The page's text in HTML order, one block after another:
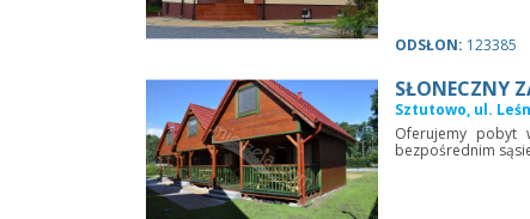
ODSŁON: 123385
SŁONECZNY
Sztutowo, ul.
Oferujemy pobyt